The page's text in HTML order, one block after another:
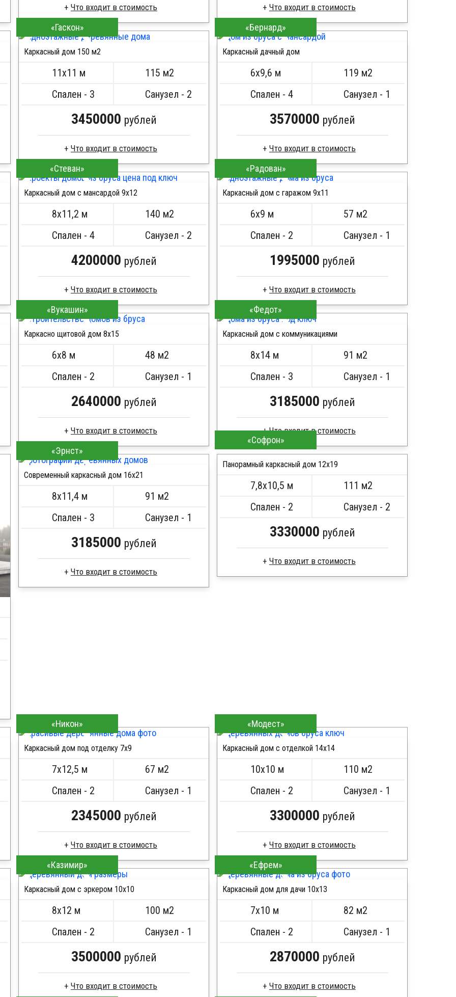
Что входит в стоимость
Доска сухая строганная
Стропила, балки 50х200 мм
Кровля металлочерепица
Сборка на березовые нагеля, джут
Металлические сваи 108 диаметр
Что входит в стоимость
Пиломатериал камерной сушки
Стропила, балки 50х200 мм
Кровля металлочерепица
Сборка на березовые нагеля, джут
Металлические сваи 108 диаметр
ПОДРОБНЕЕ
«Гаскон»
Каркасный дом 150 м2
11х11 м
115 м2
Спален - 3
Санузел - 2
3450000 рублей
Что входит в стоимость
Доска сухая строганная
Стропила, балки 50х200 мм
Кровля металлочерепица
Сборка на березовые нагеля, джут
Металлические сваи 108 диаметр
ПОДРОБНЕЕ
«Бернард»
Каркасный дачный дом
6х9,6 м
119 м2
Спален - 4
Санузел - 1
3570000 рублей
Что входит в стоимость
Пиломатериал камерной сушки
Стропила, балки 50х200 мм
Кровля металлочерепица
Сборка на березовые нагеля, джут
Металлические сваи 108 диаметр
ПОДРОБНЕЕ
«Стеван»
Каркасный дом с мансардой 9х12
8х11,2 м
140 м2
Спален - 4
Санузел - 2
4200000 рублей
Что входит в стоимость
Доска сухая строганная
Стропила, балки 50х200 мм
Кровля металлочерепица
Сборка на березовые нагеля, джут
Металлические сваи 108 диаметр
ПОДРОБНЕЕ
«Радован»
Каркасный дом с гаражом 9х11
6х9 м
57 м2
Спален - 2
Санузел - 1
1995000 рублей
Что входит в стоимость
Пиломатериал камерной сушки
Стропила, балки 50х200 мм
Кровля металлочерепица
Сборка на березовые нагеля, джут
Металлические сваи 108 диаметр
ПОДРОБНЕЕ
«Вукашин»
Каркасно щитовой дом 8х15
6х8 м
48 м2
Спален - 2
Санузел - 1
2640000 рублей
Что входит в стоимость
Доска сухая строганная
Стропила, балки 50х200 мм
Кровля металлочерепица
Сборка на березовые нагеля, джут
Металлические сваи 108 диаметр
ПОДРОБНЕЕ
«Федот»
Каркасный дом с коммуникациями
8х14 м
91 м2
Спален - 3
Санузел - 1
3185000 рублей
Что входит в стоимость
Пиломатериал камерной сушки
Стропила, балки 50х200 мм
Метизы, саморезы, гвозди
Сборка на березовые нагеля, джут
ПОДРОБНЕЕ
«Эрнст»
Современный каркасный дом 16х21
8х11,4 м
91 м2
Спален - 3
Санузел - 1
3185000 рублей
Что входит в стоимость
ПОДРОБНЕЕ
«Софрон»
Панорамный каркасный дом 12х19
7,8х10,5 м
111 м2
Спален - 2
Санузел - 2
3330000 рублей
Что входит в стоимость
ПОДРОБНЕЕ
«Никон»
Каркасный дом под отделку 7х9
7х12,5 м
67 м2
Спален - 2
Санузел - 1
2345000 рублей
Что входит в стоимость
Доска сухая строганная
Стропила, балки 50х200 мм
Кровля металлочерепица
Сборка на березовые нагеля, джут
Металлические сваи 108 диаметр
ПОДРОБНЕЕ
«Модест»
Каркасный дом с отделкой 14х14
10х10 м
110 м2
Спален - 2
Санузел - 1
3300000 рублей
Что входит в стоимость
Пиломатериал камерной сушки
Стропила, балки 50х200 мм
Кровля металлочерепица
Сборка на березовые нагеля, джут
Металлические сваи 108 диаметр
ПОДРОБНЕЕ
«Казимир»
Каркасный дом с эркером 10х10
8х12 м
100 м2
Спален - 2
Санузел - 1
3500000 рублей
Что входит в стоимость
ПОДРОБНЕЕ
«Ефрем»
Каркасный дом для дачи 10х13
7х10 м
82 м2
Спален - 2
Санузел - 1
2870000 рублей
Что входит в стоимость